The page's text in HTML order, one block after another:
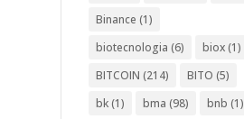
Binance (1)
biotecnologia (6) biox (1)
BITCOIN (214) BITO (5)
bk (1) bma (98) bnb (1)